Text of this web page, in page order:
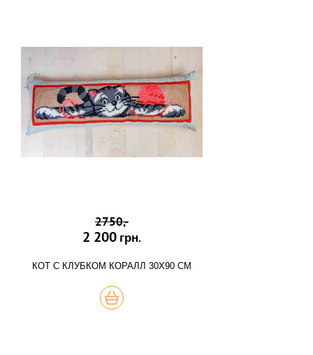
2750,-
2 200 грн.
КОТ С КЛУБКОМ КОРАЛЛ 30Х90 СМ
КУПИТЬ